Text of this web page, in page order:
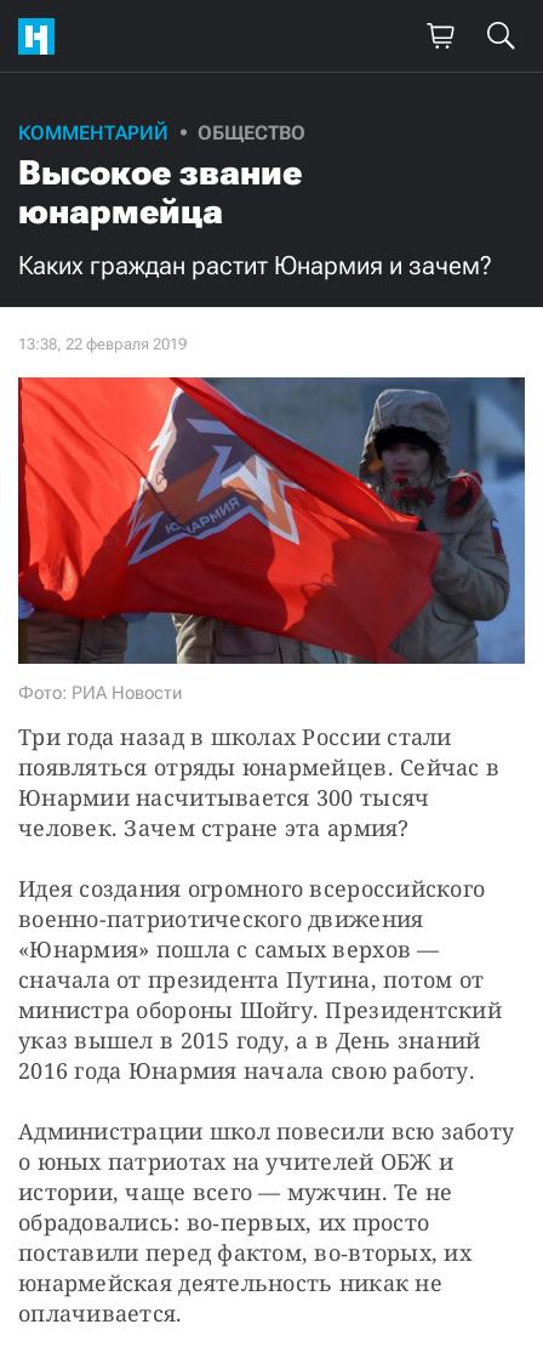
КОММЕНТАРИЙ ОБЩЕСТВО
Высокое звание
юнармейца
Каких граждан растит Юнармия и зачем?
Фото: РИА Новости
Три года назад в школах России стали
появляться отряды юнармейцев. Сейчас в
Юнармии насчитывается 300 тысяч
человек. Зачем стране эта армия?
Идея создания огромного всероссийского
военно-патриотического движения
«Юнармия» пошла с самых верхов — ​
сначала от президента Путина, потом от
министра обороны Шойгу. Президентский
указ вышел в 2015 году, а в День знаний
2016 года Юнармия начала свою работу.
Администрации школ повесили всю заботу
о юных патриотах на учителей ОБЖ и
истории, чаще всего — ​мужчин. Те не
обрадовались: во‑первых, их просто
поставили перед фактом, во‑вторых, их
юнармейская деятельность никак не
оплачивается.
Поддержите
нашу работу!
Ежемесячно
3000 1000
Нажимая кнопку «Стать соучастником»,
я принимаю условия и подтверждаю свое гражданство РФ
СТАТЬ СОУЧАСТНИКОМ
ПОДЕЛИТЬСЯ С ДРУЗЬЯМИ
Если у вас есть вопросы, пишите donate@novayagazeta.ruили
звоните: